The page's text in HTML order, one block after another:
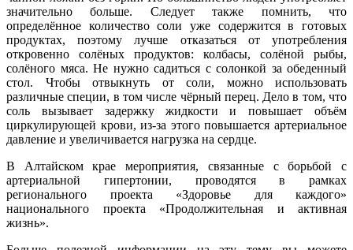
значительно больше. Следует также помнить, что
определённое количество соли уже содержится в готовых
продуктах, поэтому лучше отказаться от употребления
откровенно солёных продуктов: колбасы, солёной рыбы,
солёного мяса. Не нужно садиться с солонкой за обеденный
стол. Чтобы отвыкнуть от соли, можно использовать
различные специи, в том числе чёрный перец. Дело в том, что
соль вызывает задержку жидкости и повышает объём
циркулирующей крови, из-за этого повышается артериальное
давление и увеличивается нагрузка на сердце.
В Алтайском крае мероприятия, связанные с борьбой с
артериальной гипертонии, проводятся в рамках
регионального проекта «Здоровье для каждого»
национального проекта «Продолжительная и активная
жизнь».